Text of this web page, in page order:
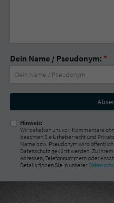
Dein Name / Pseudonym: *
Nicht
ausfüllen!
Hinweis:
Wir behalten uns vor, Kommentare
beachten Sie Urheberrecht und
Name bzw. Pseudonym wird
Datenschutz gekürzt werden. Zu
Adressen, Telefonnummern oder
Details finden Sie in unserer